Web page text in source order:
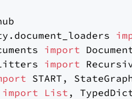
import
import
import List ,